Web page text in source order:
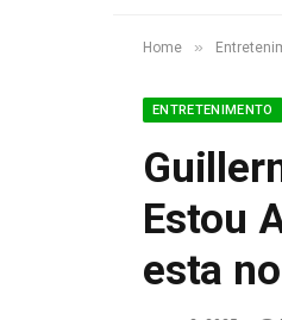
Home »
ENTRETENIMENTO
Estou
esta